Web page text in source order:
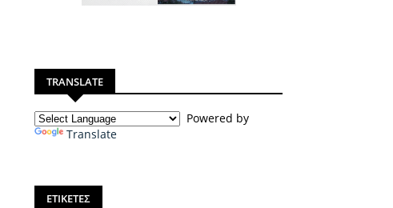
TRANSLATE
Powered by
Translate
ΕΤΙΚΕΤΕΣ